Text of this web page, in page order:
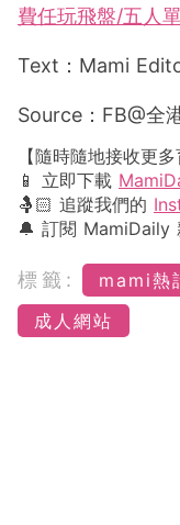
費任玩飛盤/五人
Text：Mami
Source：FB@全
【隨時隨地接收更
📱 立即下載
🤱🏻 追蹤我們的
🔔 訂閱 MamiDaily
標籤: mami熱
成人網站